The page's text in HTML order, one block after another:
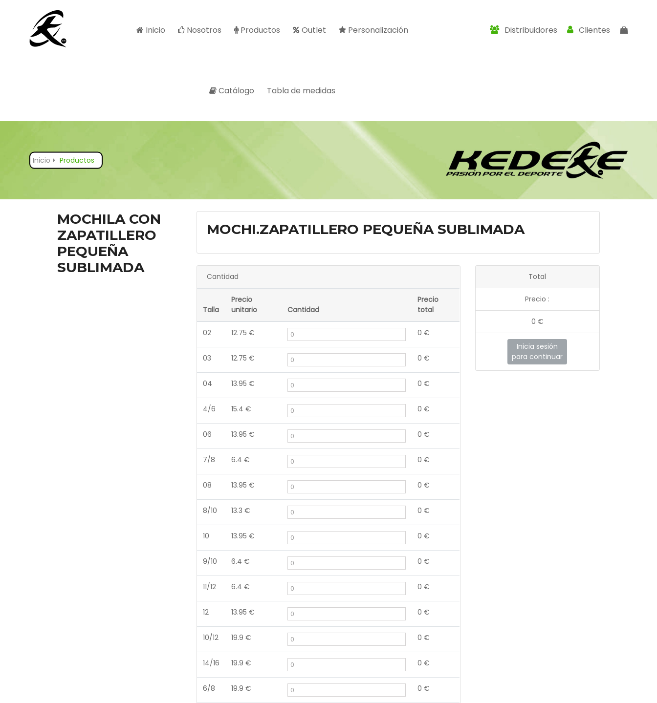
Inicio Nosotros Productos Outlet Personalización
Catálogo Tabla de medidas
Clientes
Distribuidores
Inicio Productos
MOCHILA CON
ZAPATILLERO
PEQUEÑA
SUBLIMADA
MOCHI.ZAPATILLERO PEQUEÑA SUBLIMADA
Cantidad
Talla
Precio
unitario
Cantidad
Precio
total
02 12.75 € 0 €
03 12.75 € 0 €
04 13.95 € 0 €
4/6 15.4 € 0 €
06 13.95 € 0 €
7/8 6.4 € 0 €
08 13.95 € 0 €
8/10 13.3 € 0 €
10 13.95 € 0 €
9/10 6.4 € 0 €
11/12 6.4 € 0 €
12 13.95 € 0 €
10/12 19.9 € 0 €
14/16 19.9 € 0 €
6/8 19.9 € 0 €
Total
Precio :
0 €
Inicia sesión
para continuar